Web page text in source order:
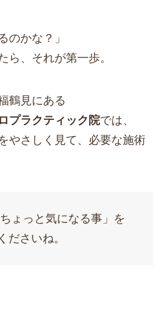
のかな？」
ら、それが第一歩。
鶴見にある
プラクティック院では、
やさしく見て、必要な施術
ょっと気になる事」を
ださいね。